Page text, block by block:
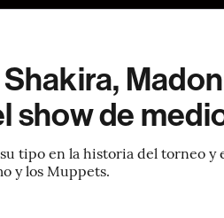
show de
tipo en la historia del torneo
y los Muppets.